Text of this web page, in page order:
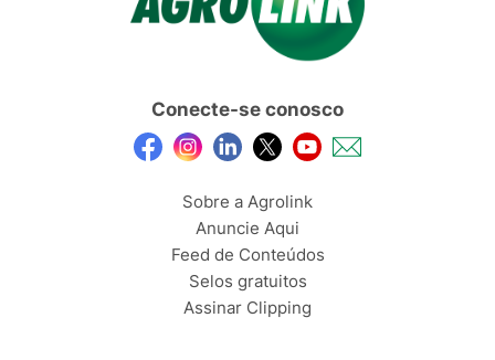
Conecte-se conosco
Sobre a Agrolink
Anuncie Aqui
Feed de Conteúdos
Selos gratuitos
Assinar Clipping